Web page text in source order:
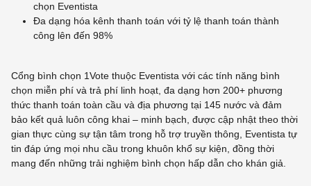
chọn Eventista
Đa dạng hóa kênh thanh toán với tỷ lệ thanh toán thành
công lên đến 98%
Cổng bình chọn 1Vote thuộc Eventista với các tính năng bình
chọn miễn phí và trả phí linh hoạt, đa dạng hơn 200+ phương
thức thanh toán toàn cầu và địa phương tại 145 nước và đảm
bảo kết quả luôn công khai – minh bạch, được cập nhật theo thời
gian thực cùng sự tận tâm trong hỗ trợ truyền thông, Eventista tự
tin đáp ứng mọi nhu cầu trong khuôn khổ sự kiện, đồng thời
mang đến những trải nghiệm bình chọn hấp dẫn cho khán giả.